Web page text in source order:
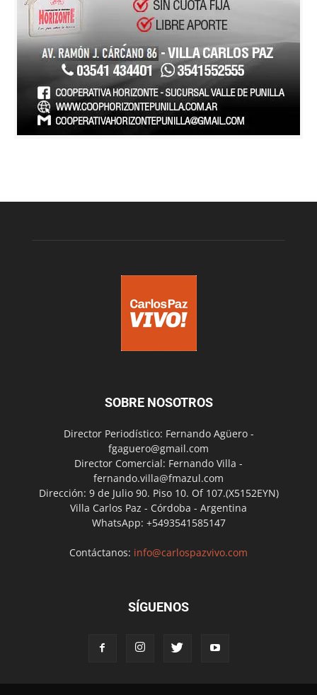
SOBRE NOSOTROS
Director Periodístico: Fernando Agüero -
fgaguero@gmail.com
Director Comercial: Fernando Villa -
fernando.villa@fmazul.com
Dirección: 9 de Julio 90. Piso 10. Of 107.(X5152EYN)
Villa Carlos Paz - Córdoba - Argentina
WhatsApp: +5493541585147
Contáctanos: info@carlospazvivo.com
SÍGUENOS